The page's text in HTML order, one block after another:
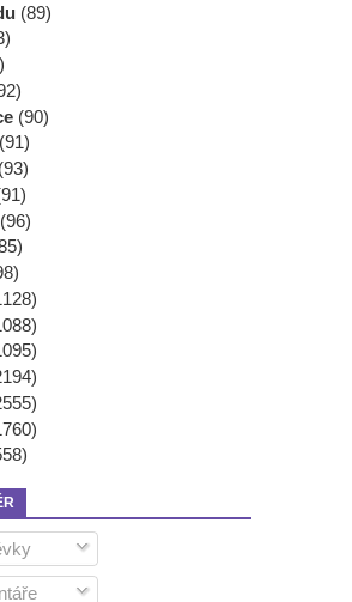
(89)
(90)
(91)
(93)
(96)